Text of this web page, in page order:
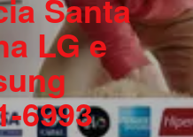
Santa
LG e
6993